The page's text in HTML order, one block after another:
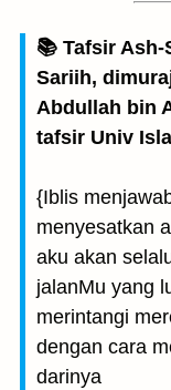
📚 Tafsir
Sariih,
Abdullah bin
tafsir Univ
{Iblis
menyesatkan
aku akan
jalanMu yang
merintangi
dengan cara
darinya